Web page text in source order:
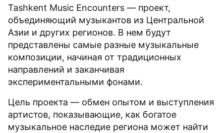
Tashkent Music Encounters — проект,
объединяющий музыкантов из Центральной
Азии и других регионов. В нем будут
представлены самые разные музыкальные
композиции, начиная от традиционных
направлений и заканчивая
экспериментальными фонами.
Цель проекта — обмен опытом и выступления
артистов, показывающие, как богатое
музыкальное наследие региона может найти